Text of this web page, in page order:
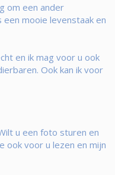
om een ander
een mooie levenstaak en
en ik mag voor u ook
Ook kan ik voor
u een foto sturen en
ook voor u lezen en mijn